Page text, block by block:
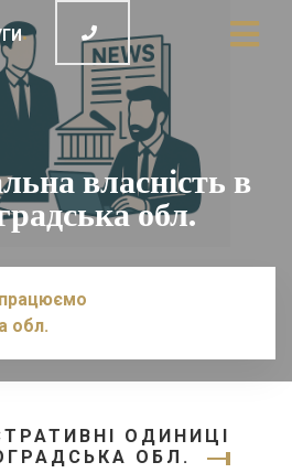
власність в
обл.
обл.
ОДИНИЦІ
ОБЛ.